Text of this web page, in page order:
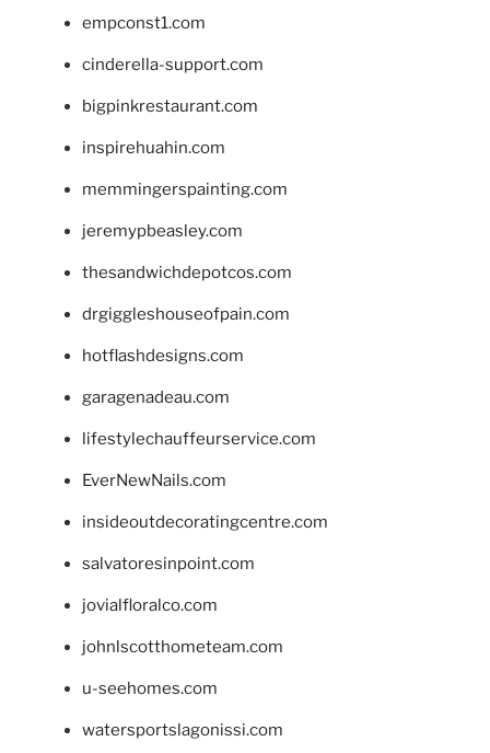
empconst1.com
cinderella-support.com
bigpinkrestaurant.com
inspirehuahin.com
memmingerspainting.com
jeremypbeasley.com
thesandwichdepotcos.com
drgiggleshouseofpain.com
hotflashdesigns.com
garagenadeau.com
lifestylechauffeurservice.com
EverNewNails.com
insideoutdecoratingcentre.com
salvatoresinpoint.com
jovialfloralco.com
johnlscotthometeam.com
u-seehomes.com
watersportslagonissi.com